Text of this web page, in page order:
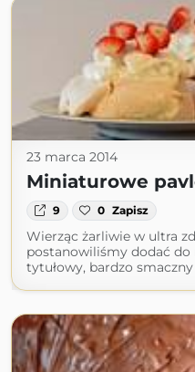
23 marca 2014
Miniaturowe
9 0 Zapisz
Wierząc żarliwie w ultra
postanowiliśmy dodać
tytułowy, bardzo smaczny